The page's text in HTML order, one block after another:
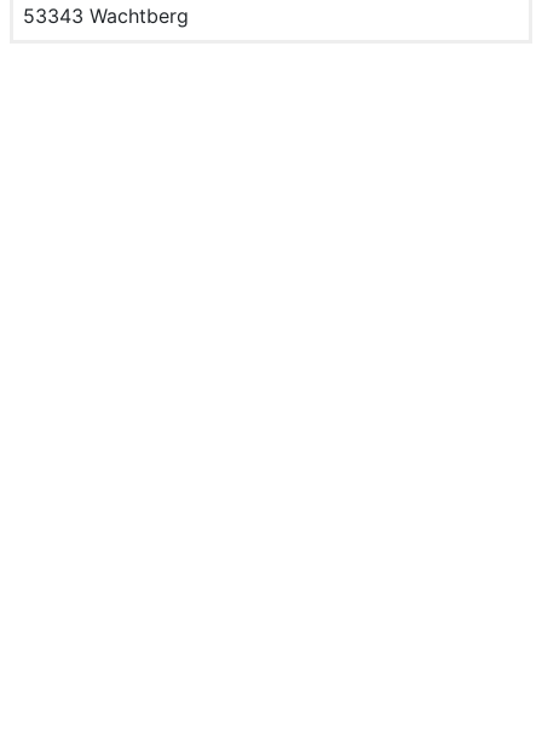
PLZ und Ort
53343 Wachtberg